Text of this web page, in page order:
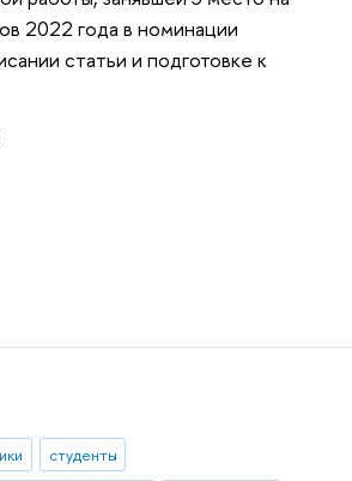
2022 года в номинации
статьи и подготовке к
студенты